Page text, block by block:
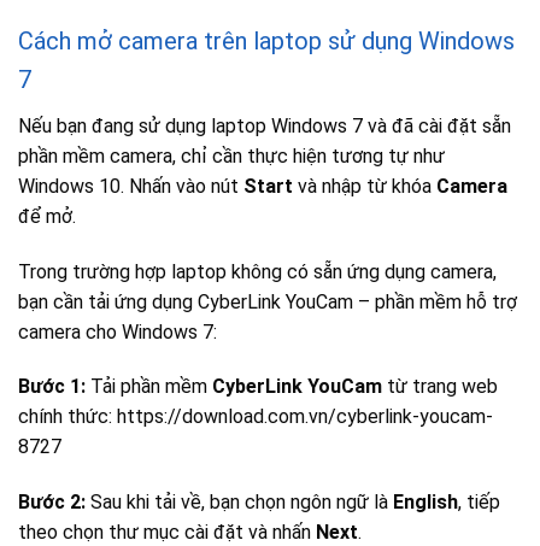
Cách mở camera trên laptop sử dụng Windows
7
Nếu bạn đang sử dụng laptop Windows 7 và đã cài đặt sẵn
phần mềm camera, chỉ cần thực hiện tương tự như
Windows 10. Nhấn vào nút Start và nhập từ khóa Camera
để mở.
Trong trường hợp laptop không có sẵn ứng dụng camera,
bạn cần tải ứng dụng CyberLink YouCam – phần mềm hỗ trợ
camera cho Windows 7:
Bước 1: Tải phần mềm CyberLink YouCam từ trang web
chính thức: https://download.com.vn/cyberlink-youcam-
8727
Bước 2: Sau khi tải về, bạn chọn ngôn ngữ là English, tiếp
theo chọn thư mục cài đặt và nhấn Next.